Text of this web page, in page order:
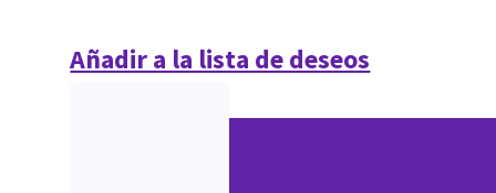
Añadir a la lista de deseos